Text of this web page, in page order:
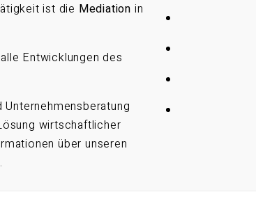
ist die Mediation in
Entwicklungen des
wirtschaftlicher
über unseren
.